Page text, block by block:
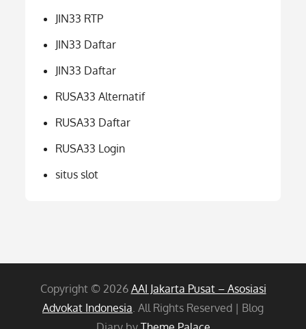
JIN33 RTP
JIN33 Daftar
JIN33 Daftar
RUSA33 Alternatif
RUSA33 Daftar
RUSA33 Login
situs slot
Copyright © 2026 AAI Jakarta Pusat – Asosiasi
Advokat Indonesia. All Rights Reserved | Blog